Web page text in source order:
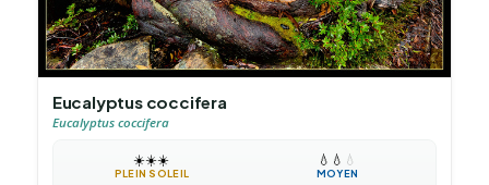
Eucalyptus coccifera
Eucalyptus coccifera
☀️☀️☀️
PLEIN SOLEIL
💧 💧 💧
MOYEN